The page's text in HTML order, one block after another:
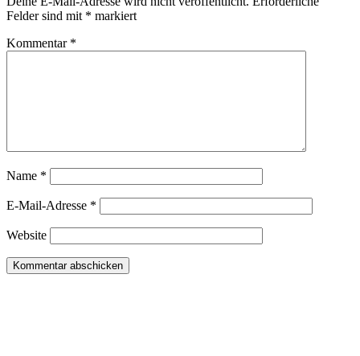
Felder sind mit * markiert
Kommentar *
Name *
E-Mail-Adresse *
Website